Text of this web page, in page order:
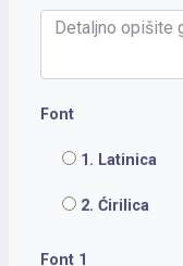
Font
1. Latinica
2. Ćirilica
Font 1